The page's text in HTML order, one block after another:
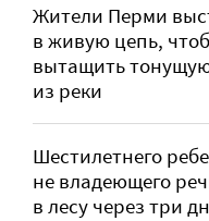
Жители Перми
в живую цепь,
вытащить
из реки
Шестилетнего
не владеющего
в лесу через три